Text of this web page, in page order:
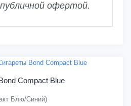
офертой.
Compact Blue
Блю/Синий)